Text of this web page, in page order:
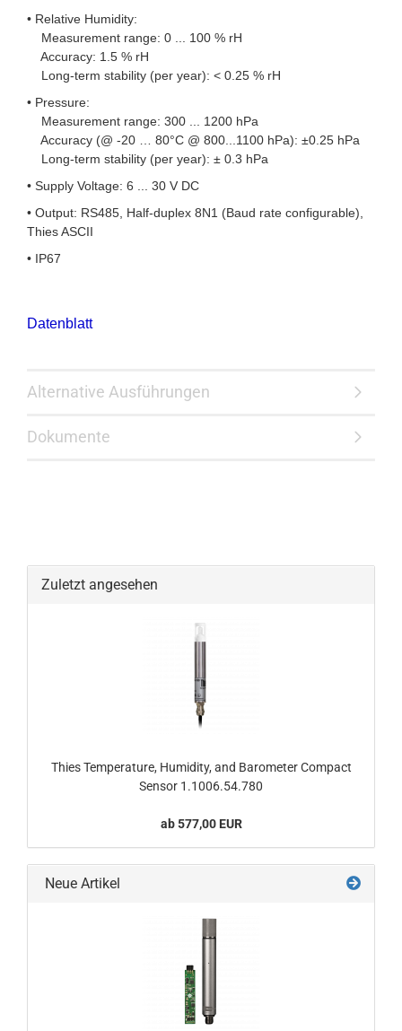
• Relative Humidity:
Measurement range: 0 ... 100 % rH
Accuracy: 1.5 % rH
Long-term stability (per year): < 0.25 % rH
• Pressure:
Measurement range: 300 ... 1200 hPa
Accuracy (@ -20 … 80°C @ 800...1100 hPa): ±0.25 hPa
Long-term stability (per year): ± 0.3 hPa
• Supply Voltage: 6 ... 30 V DC
• Output: RS485, Half-duplex 8N1 (Baud rate configurable),
Thies ASCII
• IP67
Datenblatt
Alternative Ausführungen
Dokumente
Zuletzt angesehen
Thies Temperature, Humidity, and Barometer Compact
Sensor 1.1006.54.780
ab 577,00 EUR
Neue Artikel